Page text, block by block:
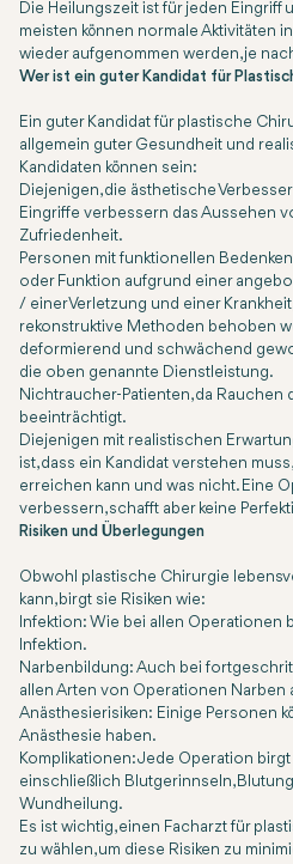
Die Heilungszeit ist für jeden Eingriff
meisten können normale Aktivitäten
wieder aufgenommen werden, je
Wer ist ein guter Kandidat für
Ein guter Kandidat für plastische
allgemein guter Gesundheit und
Kandidaten können sein:
Diejenigen, die ästhetische
Eingriffe verbessern das Aussehen
Zufriedenheit.
Personen mit funktionellen
oder Funktion aufgrund einer
/ einer Verletzung und einer
rekonstruktive Methoden behoben
deformierend und schwächend
die oben genannte Dienstleistung.
Nichtraucher-Patienten, da Rauchen
beeinträchtigt.
Diejenigen mit realistischen
ist, dass ein Kandidat verstehen
erreichen kann und was nicht. Eine
verbessern, schafft aber keine
Risiken und Überlegungen
Obwohl plastische Chirurgie
kann, birgt sie Risiken wie:
Infektion: Wie bei allen Operationen
Infektion.
Narbenbildung: Auch bei
allen Arten von Operationen Narben
Anästhesierisiken: Einige Personen
Anästhesie haben.
Komplikationen: Jede Operation
einschließlich Blutgerinnseln,
Wundheilung.
Es ist wichtig, einen Facharzt für
zu wählen, um diese Risiken zu